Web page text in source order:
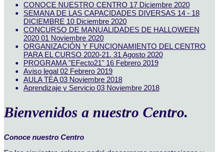
CONOCE NUESTRO CENTRO 17 Diciembre 2020
SEMANA DE LAS CAPACIDADES DIVERSAS 14 - 18
DICIEMBRE 10 Diciembre 2020
CONCURSO DE MANUALIDADES DE HALLOWEEN
2020 01 Noviembre 2020
ORGANIZACIÓN Y FUNCIONAMIENTO DEL CENTRO
PARA EL CURSO 2020-21. 31 Agosto 2020
PROGRAMA "EFecto21" 16 Febrero 2019
Aviso legal 02 Febrero 2019
AULA TEA03 Noviembre 2018
Aprendizaje y Servicio 03 Noviembre 2018
Bienvenidos a nuestro Centro.
Conoce nuestro Centro